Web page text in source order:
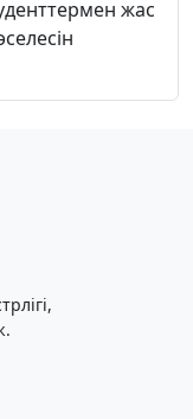
жас